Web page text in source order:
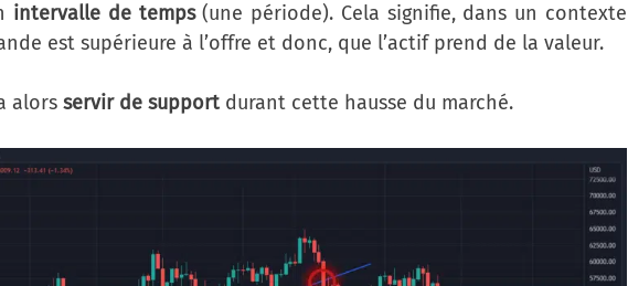
intervalle de temps(une période). Cela signifie, dans un contexte
est supérieure à l’offre et donc, que l’actif prend de la valeur.
alors servir de support durant cette hausse du marché.